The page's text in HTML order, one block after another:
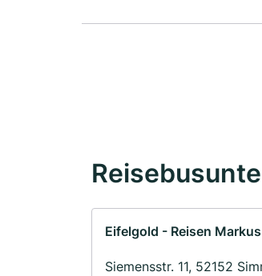
Eifelgold - Reisen
Siemensstr. 11, 52152